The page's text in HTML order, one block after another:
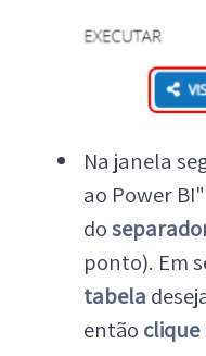
Na janela
ao Power
do
ponto). Em
tabela
então clique